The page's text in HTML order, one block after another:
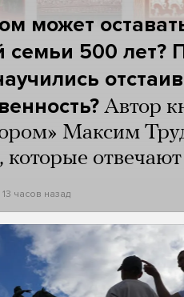
может
семьи 500 лет?
Автор
Максим
которые
13 часов назад